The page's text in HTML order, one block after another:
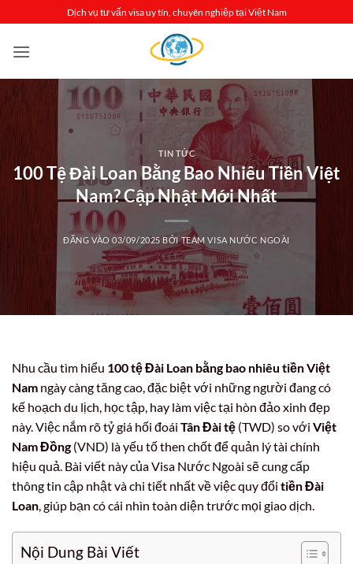
qua
nội
Dịch vụ tư vấn visa uy tín, chuyên nghiệp tại Việt Nam
TIN TỨC
100 Tệ Đài Loan Bằng Bao Nhiêu Tiền Việt
Nam? Cập Nhật Mới Nhất
ĐĂNG VÀO03/09/2025 BỞITEAM VISA NƯỚC NGOÀI
Nhu cầu tìm hiểu 100 tệ Đài Loan bằng bao nhiêu tiền Việt
Nam ngày càng tăng cao, đặc biệt với những người đang có
kế hoạch du lịch, học tập, hay làm việc tại hòn đảo xinh đẹp
này. Việc nắm rõ tỷ giá hối đoái Tân Đài tệ (TWD) so với Việt
Nam Đồng(VND) là yếu tố then chốt để quản lý tài chính
hiệu quả. Bài viết này của Visa Nước Ngoài sẽ cung cấp
thông tin cập nhật và chi tiết nhất về việc quy đổi tiền Đài
Loan, giúp bạn có cái nhìn toàn diện trước mọi giao dịch.
Nội Dung Bài Viết